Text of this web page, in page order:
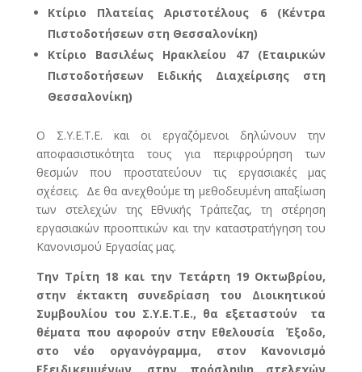
Κτίριο Πλατείας Αριστοτέλους 6 (Κέντρα
Πιστοδοτήσεων στη Θεσσαλονίκη)
Κτίριο Βασιλέως Ηρακλείου 47 (Εταιρικών
Πιστοδοτήσεων Ειδικής Διαχείρισης στη
Θεσσαλονίκη)
Ο Σ.Υ.Ε.Τ.Ε. και οι εργαζόμενοι δηλώνουν την
αποφασιστικότητα τους για περιφρούρηση των
θεσμών που προστατεύουν τις εργασιακές μας
σχέσεις. Δε θα ανεχθούμε τη μεθοδευμένη απαξίωση
των στελεχών της Εθνικής Τράπεζας, τη στέρηση
εργασιακών προοπτικών και την καταστρατήγηση του
Κανονισμού Εργασίας μας.
Την Τρίτη 18 και την Τετάρτη 19 Οκτωβρίου,
στην έκτακτη συνεδρίαση του Διοικητικού
Συμβουλίου του Σ.Υ.Ε.Τ.Ε., θα εξεταστούν τα
θέματα που αφορούν στην Εθελουσία Έξοδο,
στο νέο οργανόγραμμα, στον Κανονισμό